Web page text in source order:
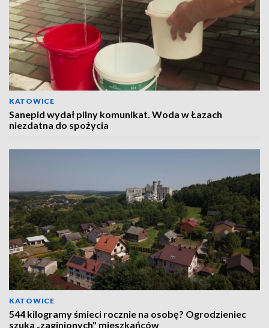
KATOWICE
Sanepid wydał pilny komunikat. Woda w Łazach
niezdatna do spożycia
KATOWICE
544 kilogramy śmieci rocznie na osobę? Ogrodzieniec
szuka „zaginionych" mieszkańców